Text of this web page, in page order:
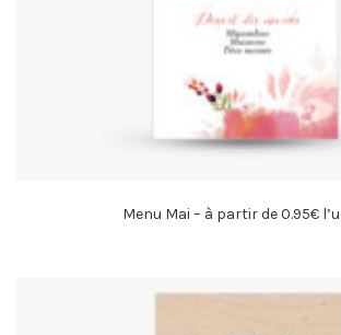
Menu Mai – à partir de 0.95€